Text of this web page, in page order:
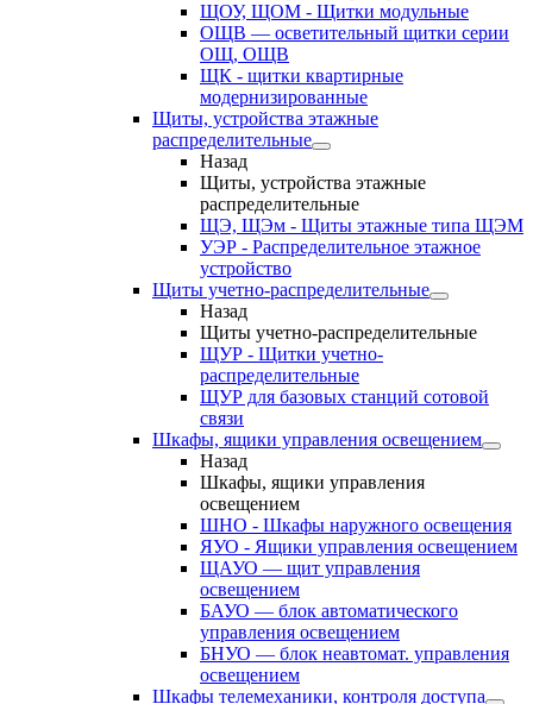
ЩОУ, ЩОМ - Щитки модульные
ОЩВ — осветительный щитки серии
ОЩ, ОЩВ
ЩК - щитки квартирные
модернизированные
Щиты, устройства этажные
распределительные
Назад
Щиты, устройства этажные
распределительные
ЩЭ, ЩЭм - Щиты этажные типа ЩЭМ
УЭР - Распределительное этажное
устройство
Щиты учетно-распределительные
Назад
Щиты учетно-распределительные
ЩУР - Щитки учетно-
распределительные
ЩУР для базовых станций сотовой
связи
Шкафы, ящики управления освещением
Назад
Шкафы, ящики управления
освещением
ШНО - Шкафы наружного освещения
ЯУО - Ящики управления освещением
ЩАУО — щит управления
освещением
БАУО — блок автоматического
управления освещением
БНУО — блок неавтомат. управления
освещением
Шкафы телемеханики, контроля доступа